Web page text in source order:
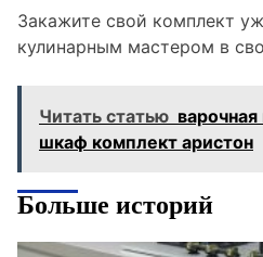
Закажите свой комплект
кулинарным мастером в
Читать статью
шкаф комплект аристон
Больше историй